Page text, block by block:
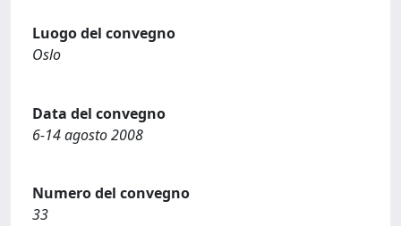
Luogo del convegno
Oslo
Data del convegno
6-14 agosto 2008
Numero del convegno
33